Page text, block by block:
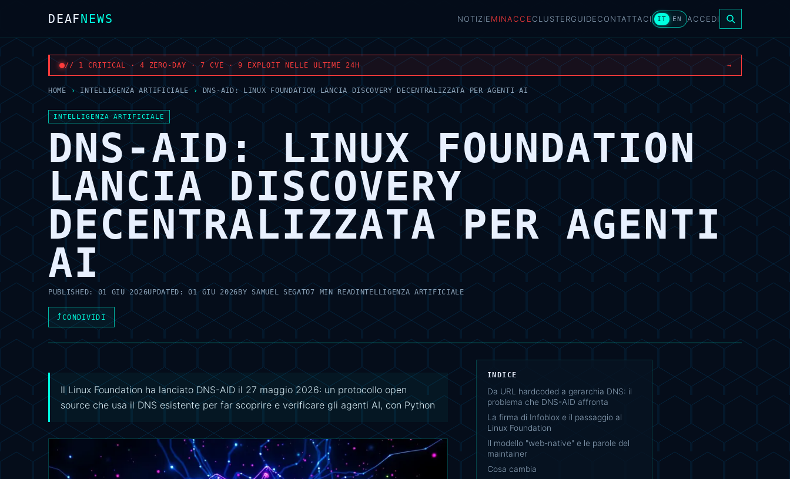
DEAFNEWS NOTIZIEMINACCECLUSTERGUIDECONTATTACI IT EN ACCEDI
// 1 CRITICAL · 4 ZERO-DAY · 7 CVE · 9 EXPLOIT NELLE ULTIME 24H →
HOME › INTELLIGENZA ARTIFICIALE › DNS-AID: LINUX FOUNDATION LANCIA DISCOVERY DECENTRALIZZATA PER AGENTI AI
INTELLIGENZA ARTIFICIALE
DNS-AID: LINUX FOUNDATION
LANCIA DISCOVERY
DECENTRALIZZATA PER AGENTI
AI
PUBLISHED:01 GIU 2026UPDATED:01 GIU 2026 BY SAMUEL SEGATO7 MIN READINTELLIGENZA ARTIFICIALE
⤴CONDIVIDI
Il Linux Foundation ha lanciato DNS-AID il 27 maggio 2026: un protocollo open
source che usa il DNS esistente per far scoprire e verificare gli agenti AI, con Python
INDICE
Da URL hardcoded a gerarchia DNS: il
problema che DNS-AID affronta
La firma di Infoblox e il passaggio al
Linux Foundation
Il modello "web-native" e le parole del
maintainer
Cosa cambia